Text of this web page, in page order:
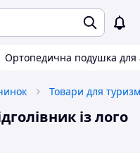
Ортопедична подушка для
Товари для
із лого